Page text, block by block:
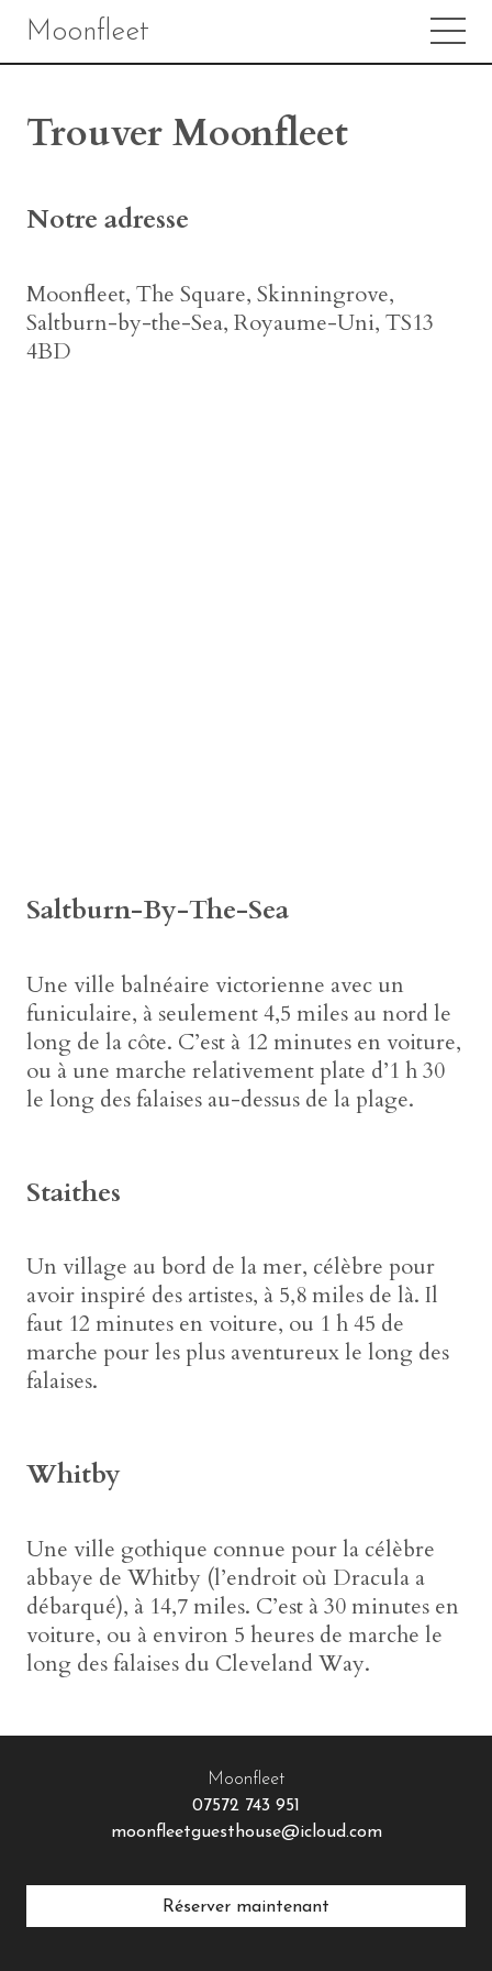
Moonfleet
Trouver Moonfleet
Notre adresse
Moonfleet, The Square, Skinningrove,
Saltburn-by-the-Sea, Royaume-Uni, TS13
4BD
Saltburn-By-The-Sea
Une ville balnéaire victorienne avec un
funiculaire, à seulement 4,5 miles au nord le
long de la côte. C’est à 12 minutes en voiture,
ou à une marche relativement plate d’1 h 30
le long des falaises au-dessus de la plage.
Staithes
Un village au bord de la mer, célèbre pour
avoir inspiré des artistes, à 5,8 miles de là. Il
faut 12 minutes en voiture, ou 1 h 45 de
marche pour les plus aventureux le long des
falaises.
Whitby
Une ville gothique connue pour la célèbre
abbaye de Whitby (l’endroit où Dracula a
débarqué), à 14,7 miles. C’est à 30 minutes en
voiture, ou à environ 5 heures de marche le
long des falaises du Cleveland Way.
Moonfleet
07572 743 951
moonfleetguesthouse@icloud.com
Réserver maintenant